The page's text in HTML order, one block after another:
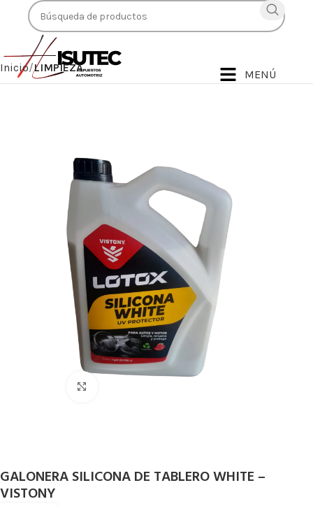
MENÚ
Inicio LIMPIEZA
GALONERA SILICONA DE TABLERO WHITE –
VISTONY